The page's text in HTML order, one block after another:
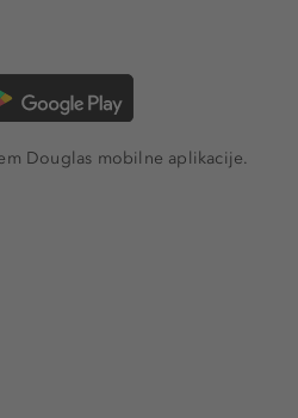
Douglas mobilne aplikacije.